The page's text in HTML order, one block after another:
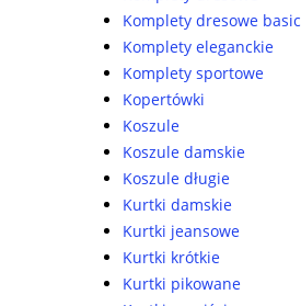
Komplety dresowe basic
Komplety eleganckie
Komplety sportowe
Kopertówki
Koszule
Koszule damskie
Koszule długie
Kurtki damskie
Kurtki jeansowe
Kurtki krótkie
Kurtki pikowane